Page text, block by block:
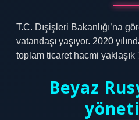
T.C. Dışişleri Bakanlığı’na
vatandaşı yaşıyor. 2020
toplam ticaret hacmi yaklaşık
Beyaz